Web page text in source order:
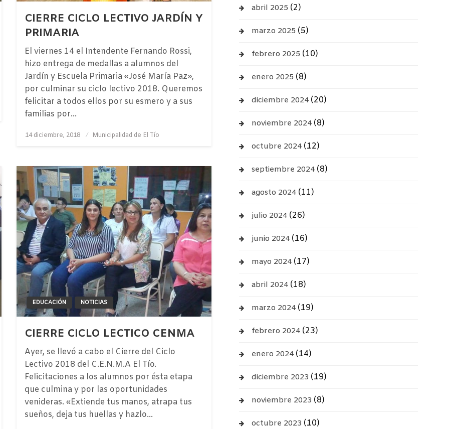
CIERRE CICLO LECTIVO JARDÍN Y
PRIMARIA
El viernes 14 el Intendente Fernando Rossi,
hizo entrega de medallas a alumnos del
Jardín y Escuela Primaria «José María Paz»,
por culminar su ciclo lectivo 2018. Queremos
felicitar a todos ellos por su esmero y a sus
familias por…
Publicado
14 diciembre, 2018 Municipalidad de El Tío
EDUCACIÓN NOTICIAS
CIERRE CICLO LECTICO CENMA
Ayer, se llevó a cabo el Cierre del Ciclo
Lectivo 2018 del C.E.N.M.A El Tío.
Felicitaciones a los alumnos por ésta etapa
que culmina y por las oportunidades
venideras. «Extiende tus manos, atrapa tus
sueños, deja tus huellas y hazlo…
abril 2025 (2)
marzo 2025 (5)
febrero 2025 (10)
enero 2025 (8)
diciembre 2024 (20)
noviembre 2024 (8)
octubre 2024 (12)
septiembre 2024 (8)
agosto 2024 (11)
julio 2024 (26)
junio 2024 (16)
mayo 2024 (17)
abril 2024 (18)
marzo 2024 (19)
febrero 2024 (23)
enero 2024 (14)
diciembre 2023 (19)
noviembre 2023 (8)
octubre 2023 (10)